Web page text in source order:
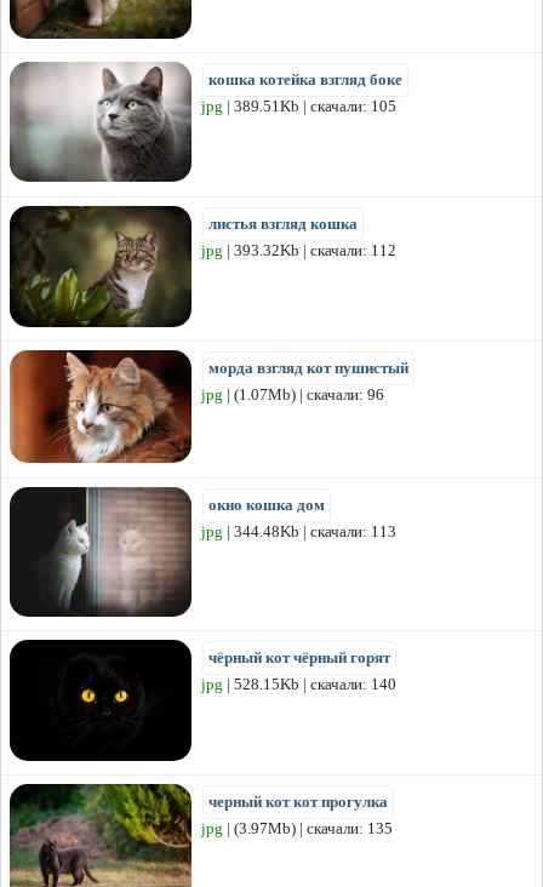
кошка котейка взгляд боке
jpg | 389.51Kb | скачали: 105
листья взгляд кошка
jpg | 393.32Kb | скачали: 112
морда взгляд кот пушистый
jpg | (1.07Mb) | скачали: 96
окно кошка дом
jpg | 344.48Kb | скачали: 113
чёрный кот чёрный горят
jpg | 528.15Kb | скачали: 140
черный кот кот прогулка
jpg | (3.97Mb) | скачали: 135